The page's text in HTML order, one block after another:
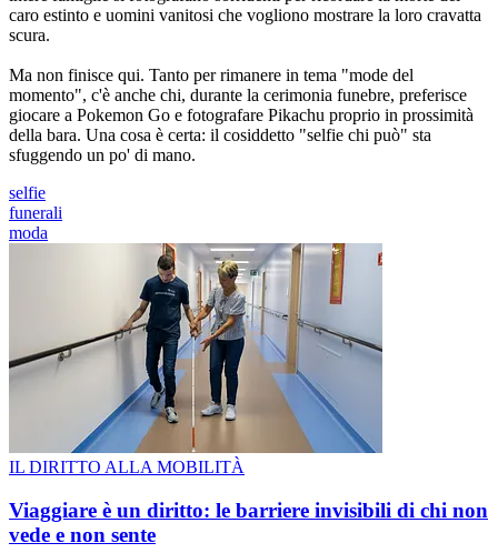
caro estinto e uomini vanitosi che vogliono mostrare la loro cravatta
scura.
Ma non finisce qui. Tanto per rimanere in tema "mode del
momento", c'è anche chi, durante la cerimonia funebre, preferisce
giocare a Pokemon Go e fotografare Pikachu proprio in prossimità
della bara. Una cosa è certa: il cosiddetto "selfie chi può" sta
sfuggendo un po' di mano.
selfie
funerali
moda
IL DIRITTO ALLA MOBILITÀ
Viaggiare è un diritto: le barriere invisibili di chi non
vede e non sente